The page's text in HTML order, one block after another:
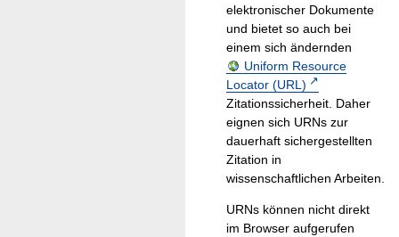
elektronischer Dokumente
und bietet so auch bei
einem sich ändernden
Uniform Resource
Locator (URL)
Zitationssicherheit. Daher
eignen sich URNs zur
dauerhaft sichergestellten
Zitation in
wissenschaftlichen Arbeiten.
URNs können nicht direkt
im Browser aufgerufen